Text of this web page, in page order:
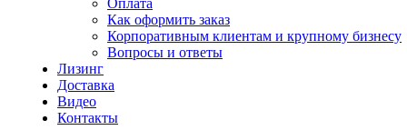
Оплата
Как оформить заказ
Корпоративным клиентам и крупному бизнесу
Вопросы и ответы
Лизинг
Доставка
Видео
Контакты